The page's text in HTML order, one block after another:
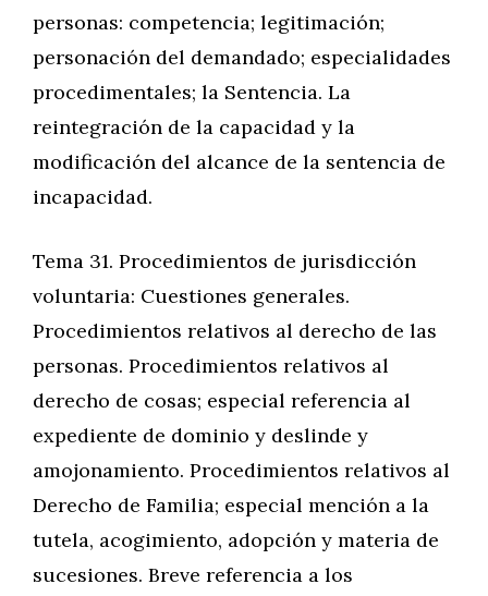
personas: competencia; legitimación;
personación del demandado; especialidades
procedimentales; la Sentencia. La
reintegración de la capacidad y la
modificación del alcance de la sentencia de
incapacidad.
Tema 31. Procedimientos de jurisdicción
voluntaria: Cuestiones generales.
Procedimientos relativos al derecho de las
personas. Procedimientos relativos al
derecho de cosas; especial referencia al
expediente de dominio y deslinde y
amojonamiento. Procedimientos relativos al
Derecho de Familia; especial mención a la
tutela, acogimiento, adopción y materia de
sucesiones. Breve referencia a los